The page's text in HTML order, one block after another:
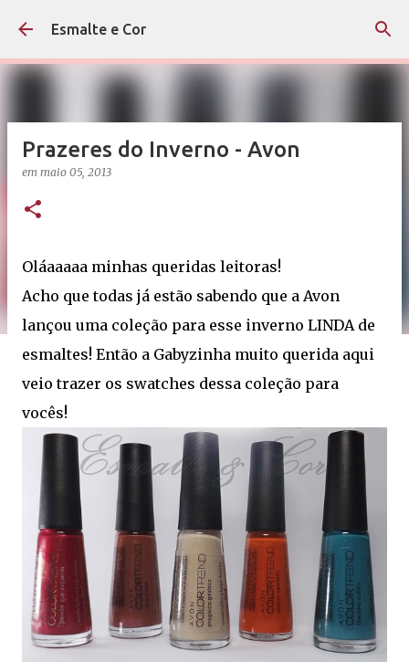
Pular para o conteúdo principal
Esmalte e Cor
Prazeres do Inverno - Avon
em maio 05, 2013
Oláaaaaa minhas queridas leitoras!
Acho que todas já estão sabendo que a Avon
lançou uma coleção para esse inverno LINDA de
esmaltes! Então a Gabyzinha muito querida aqui
veio trazer os swatches dessa coleção para
vocês!